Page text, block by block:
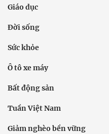
Giáo dục
Đời sống
Sức khỏe
Ô tô xe máy
Bất động sản
Tuần Việt Nam
Giảm nghèo bền vững